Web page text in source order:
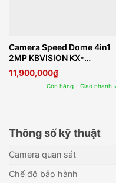
Camera Speed Dome 4in1
2MP KBVISION KX-
D2007PC2
11,900,000₫
Còn hàng - Giao nhanh
Thông số kỹ thuật
Camera quan sát
Chế độ bảo hành